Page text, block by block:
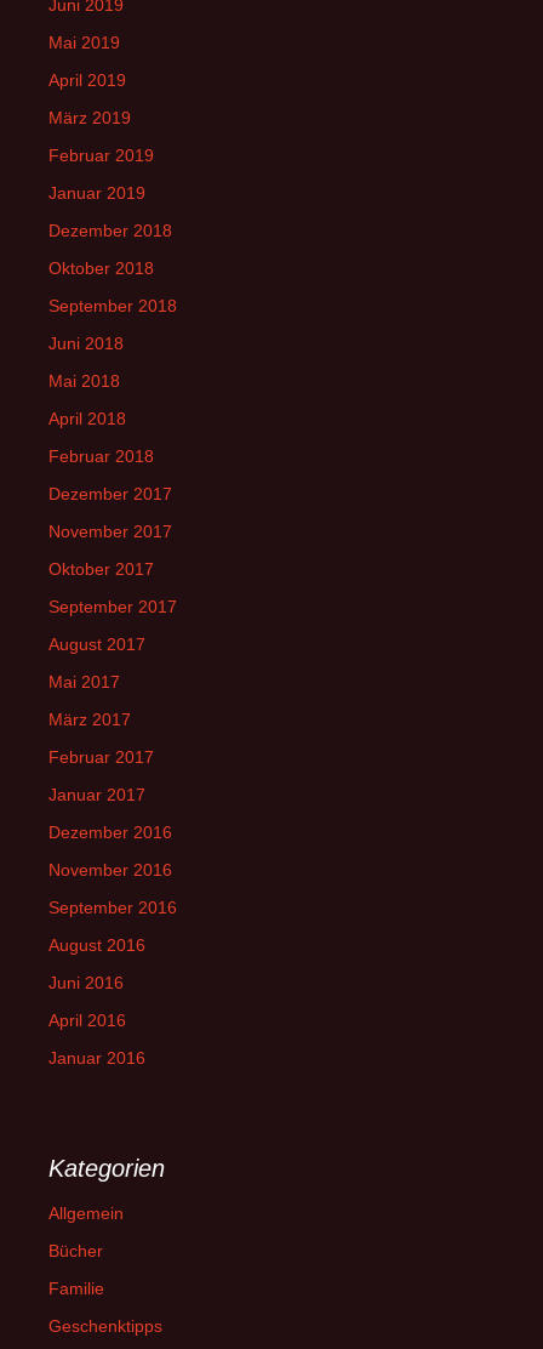
Juni 2019
Mai 2019
April 2019
März 2019
Februar 2019
Januar 2019
Dezember 2018
Oktober 2018
September 2018
Juni 2018
Mai 2018
April 2018
Februar 2018
Dezember 2017
November 2017
Oktober 2017
September 2017
August 2017
Mai 2017
März 2017
Februar 2017
Januar 2017
Dezember 2016
November 2016
September 2016
August 2016
Juni 2016
April 2016
Januar 2016
Kategorien
Allgemein
Bücher
Familie
Geschenktipps